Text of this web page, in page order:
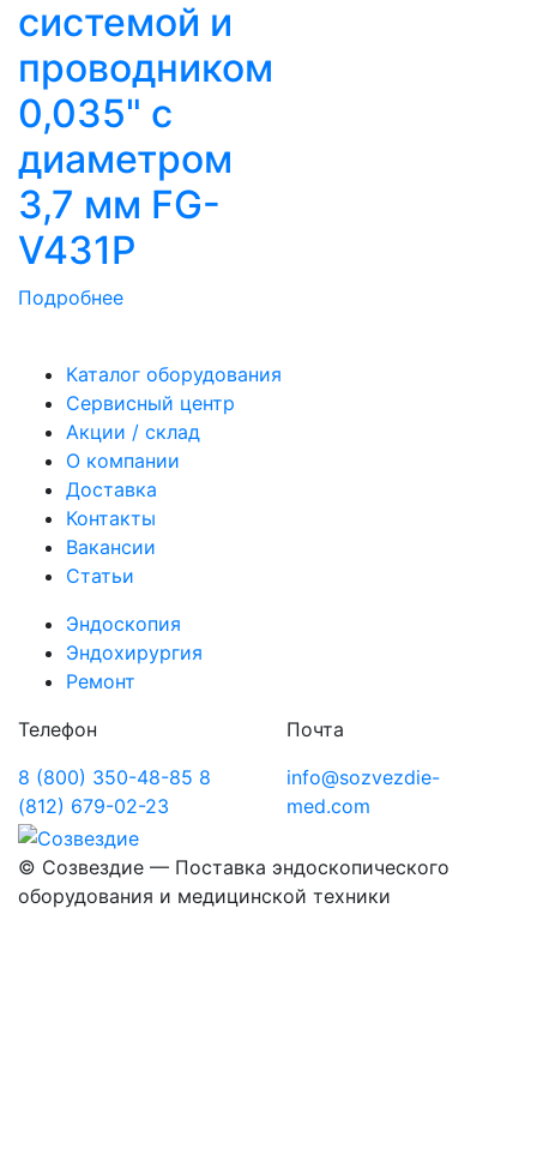
системой и
проводником
0,035" с
диаметром
3,7 мм FG-
V431P
Подробнее
Каталог оборудования
Сервисный центр
Акции / склад
О компании
Доставка
Контакты
Вакансии
Статьи
Эндоскопия
Эндохирургия
Ремонт
Телефон
8 (800) 350-48-85 8
(812) 679-02-23
Почта
info@sozvezdie-
med.com
© Созвездие — Поставка эндоскопического
оборудования и медицинской техники